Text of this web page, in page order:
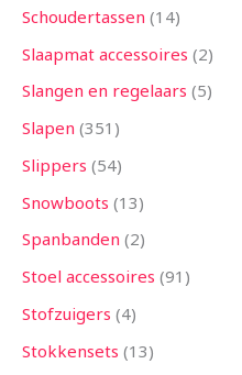
Schoudertassen 14
Slaapmat accessoires 2
Slangen en regelaars 5
Slapen 351
Slippers 54
Snowboots 13
Spanbanden 2
Stoel accessoires 91
Stofzuigers 4
Stokkensets 13